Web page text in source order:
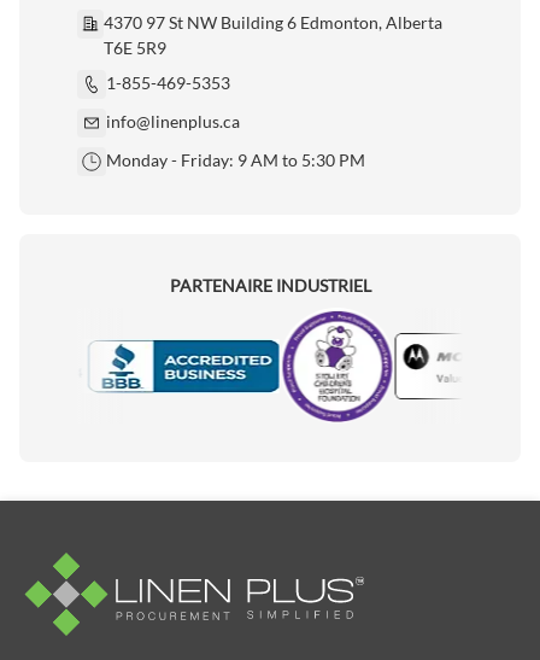
4370 97 St NW Building 6 Edmonton, Alberta
T6E 5R9
1-855-469-5353
info@linenplus.ca
Monday - Friday: 9 AM to 5:30 PM
PARTENAIRE INDUSTRIEL
Motorola